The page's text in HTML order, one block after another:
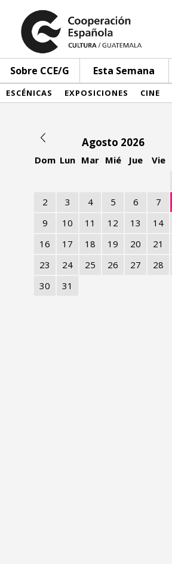
Sobre CCE/G Esta Semana
ESCÉNICAS EXPOSICIONES CINE
Agosto 2026
Dom Lun Mar Mié Jue Vie
2
3 4 5 6 7
9
10 11 12 13 14
16
17 18 19 20 21
23
24 25 26 27 28
30
31